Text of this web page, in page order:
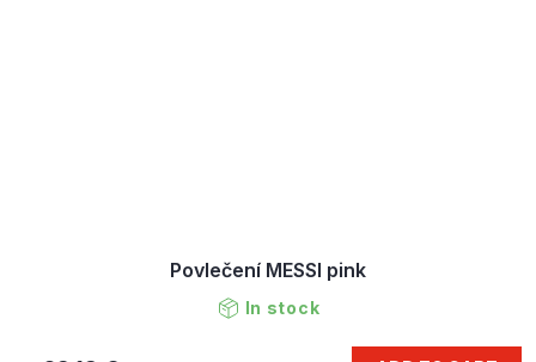
Povlečení MESSI pink
In stock